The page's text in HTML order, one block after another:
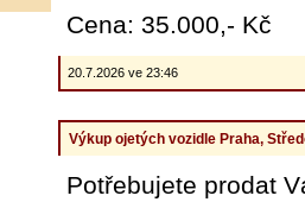
Cena: 35.000,- Kč
20.7.2026 ve 23:46
Výkup ojetých vozidle Praha,
Potřebujete prodat